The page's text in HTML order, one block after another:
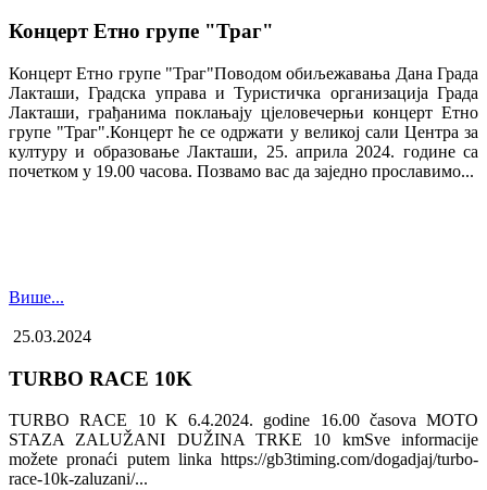
Концерт Етно групе "Траг"
Концерт Етно групе "Траг"Поводом обиљежавања Дана Града
Лакташи, Градска управа и Туристичка организација Града
Лакташи, грађанима поклањају цјеловечерњи концерт Етно
групе "Траг".Концерт ће се одржати у великој сали Центра за
културу и образовање Лакташи, 25. априла 2024. године са
почетком у 19.00 часова. Позвамо вас да заједно прославимо...
Више...
25.03.2024
TURBO RACE 10K
TURBO RACE 10 K 6.4.2024. godine 16.00 časova MOTO
STAZA ZALUŽANI DUŽINA TRKE 10 kmSve informacije
možete pronaći putem linka https://gb3timing.com/dogadjaj/turbo-
race-10k-zaluzani/...